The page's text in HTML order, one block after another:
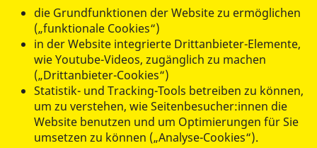
datenschutzkonform mitShariff
die Grundfunktionen der Website zu ermöglichen
(„funktionale Cookies“)
in der Website integrierte Drittanbieter-Elemente,
wie Youtube-Videos, zugänglich zu machen
(„Drittanbieter-Cookies“)
Statistik- und Tracking-Tools betreiben zu können,
um zu verstehen, wie Seitenbesucher:innen die
Website benutzen und um Optimierungen für Sie
umsetzen zu können („Analyse-Cookies“).